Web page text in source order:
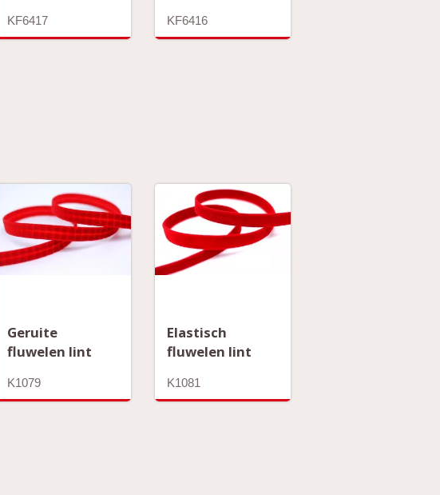
KF6417 KF6416
Geruite
fluwelen lint
K1079
Elastisch
fluwelen lint
K1081